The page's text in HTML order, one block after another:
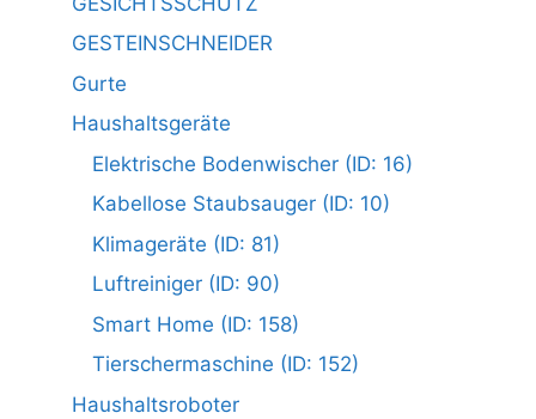
GESTEINSCHNEIDER
Gurte
Haushaltsgeräte
Elektrische Bodenwischer (ID: 16)
Kabellose Staubsauger (ID: 10)
Klimageräte (ID: 81)
Luftreiniger (ID: 90)
Smart Home (ID: 158)
Tierschermaschine (ID: 152)
Haushaltsroboter